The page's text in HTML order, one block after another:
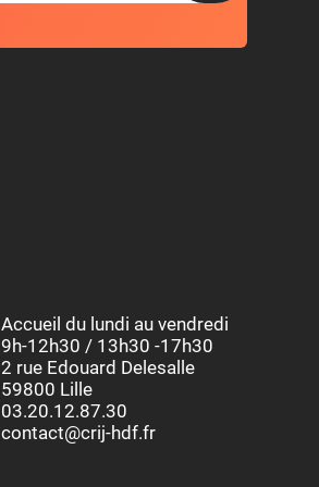
Accueil du lundi au vendredi
9h-12h30 / 13h30 -17h30
2 rue Edouard Delesalle
59800 Lille
03.20.12.87.30
contact@crij-hdf.fr